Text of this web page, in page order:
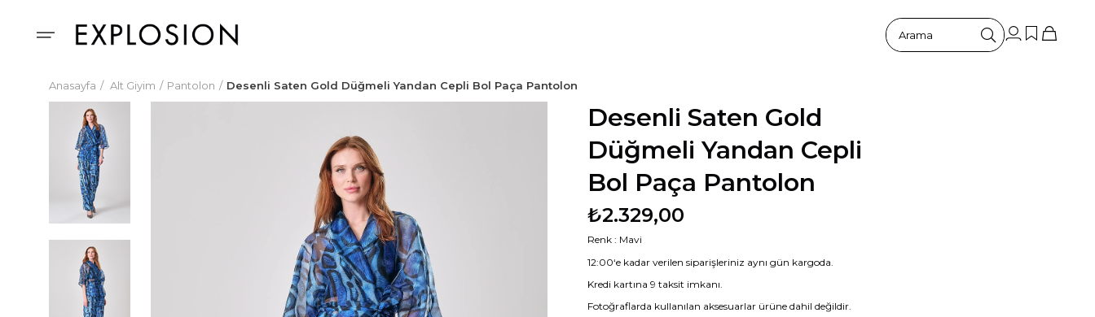
Anasayfa Alt Giyim Pantolon Desenli Saten Gold Düğmeli Yandan Cepli Bol Paça Pantolon
Desenli Saten Gold
Düğmeli Yandan Cepli
Bol Paça Pantolon
₺2.329,00
Renk : Mavi
12:00‘e kadar verilen siparişleriniz aynı gün kargoda.
Kredi kartına 9 taksit imkanı.
Fotoğraflarda kullanılan aksesuarlar ürüne dahil değildir.